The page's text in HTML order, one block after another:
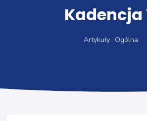
Kadencja
Artykuły Ogólna